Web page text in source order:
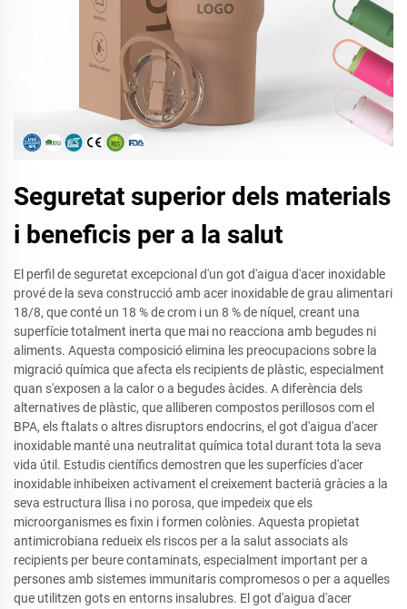
Seguretat superior dels materials
i beneficis per a la salut
El perfil de seguretat excepcional d'un got d'aigua d'acer inoxidable
prové de la seva construcció amb acer inoxidable de grau alimentari
18/8, que conté un 18 % de crom i un 8 % de níquel, creant una
superfície totalment inerta que mai no reacciona amb begudes ni
aliments. Aquesta composició elimina les preocupacions sobre la
migració química que afecta els recipients de plàstic, especialment
quan s'exposen a la calor o a begudes àcides. A diferència dels
alternatives de plàstic, que alliberen compostos perillosos com el
BPA, els ftalats o altres disruptors endocrins, el got d'aigua d'acer
inoxidable manté una neutralitat química total durant tota la seva
vida útil. Estudis científics demostren que les superfícies d'acer
inoxidable inhibeixen activament el creixement bacterià gràcies a la
seva estructura llisa i no porosa, que impedeix que els
microorganismes es fixin i formen colònies. Aquesta propietat
antimicrobiana redueix els riscos per a la salut associats als
recipients per beure contaminats, especialment important per a
persones amb sistemes immunitaris compromesos o per a aquelles
que utilitzen gots en entorns insalubres. El got d'aigua d'acer